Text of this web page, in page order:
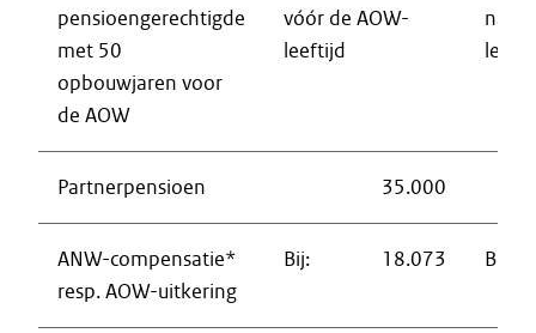
pensioengerechtigde
met 50
opbouwjaren voor
de AOW
vóór de AOW-
leeftijd
na
Partnerpensioen 35.000
ANW-compensatie*
resp. AOW-uitkering
Bij: 18.073 Bij: